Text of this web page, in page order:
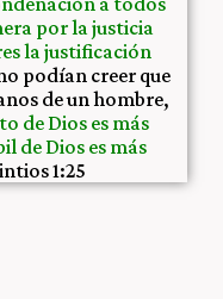
por la justicia
la justificación
podían creer que
de un hombre,
de Dios es más
de Dios es más
1:25